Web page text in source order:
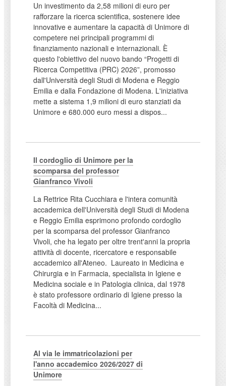
Un investimento da 2,58 milioni di euro per
rafforzare la ricerca scientifica, sostenere idee
innovative e aumentare la capacità di Unimore di
competere nei principali programmi di
finanziamento nazionali e internazionali. È
questo l'obiettivo del nuovo bando “Progetti di
Ricerca Competitiva (PRC) 2026”, promosso
dall'Università degli Studi di Modena e Reggio
Emilia e dalla Fondazione di Modena. L'iniziativa
mette a sistema 1,9 milioni di euro stanziati da
Unimore e 680.000 euro messi a dispos...
Il cordoglio di Unimore per la
scomparsa del professor
Gianfranco Vivoli
La Rettrice Rita Cucchiara e l'intera comunità
accademica dell'Università degli Studi di Modena
e Reggio Emilia esprimono profondo cordoglio
per la scomparsa del professor Gianfranco
Vivoli, che ha legato per oltre trent'anni la propria
attività di docente, ricercatore e responsabile
accademico all'Ateneo. Laureato in Medicina e
Chirurgia e in Farmacia, specialista in Igiene e
Medicina sociale e in Patologia clinica, dal 1978
è stato professore ordinario di Igiene presso la
Facoltà di Medicina...
Al via le immatricolazioni per
l'anno accademico 2026/2027 di
Unimore